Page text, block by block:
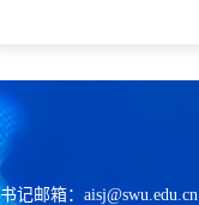
书记邮箱：aisj@swu.edu.cn